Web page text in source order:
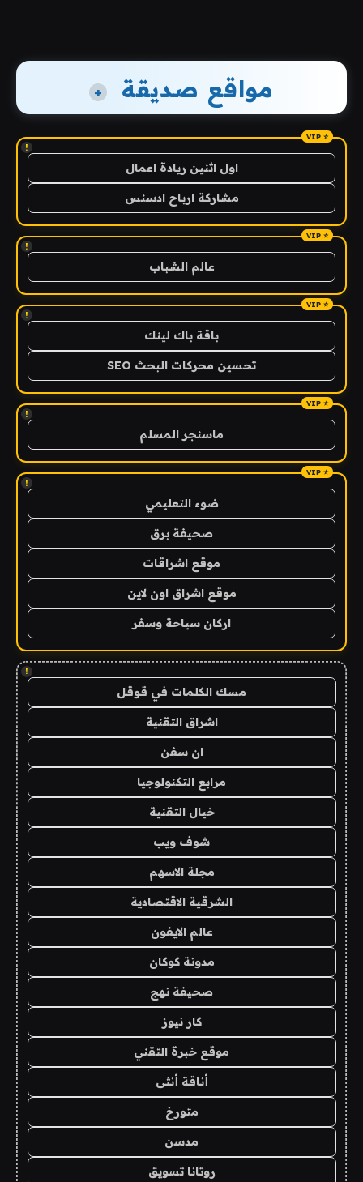
مواقع صديقة +
!
اول اثنين ريادة اعمال
مشاركة ارباح ادسنس
!
عالم الشباب
!
باقة باك لينك
تحسين محركات البحث SEO
!
ماسنجر المسلم
!
ضوء التعليمي
صحيفة برق
موقع اشراقات
موقع اشراق اون لاين
اركان سياحة وسفر
!
مسك الكلمات في قوقل
اشراق التقنية
ان سفن
مرابع التكنولوجيا
خيال التقنية
شوف ويب
مجلة الاسهم
الشرقية الاقتصادية
عالم الايفون
مدونة كوكان
صحيفة نهج
كار نيوز
موقع خبرة التقني
أناقة أنثى
متورخ
مدسن
روتانا تسويق